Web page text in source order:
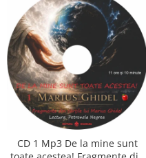
CD 1 Mp3 De la mine sunt